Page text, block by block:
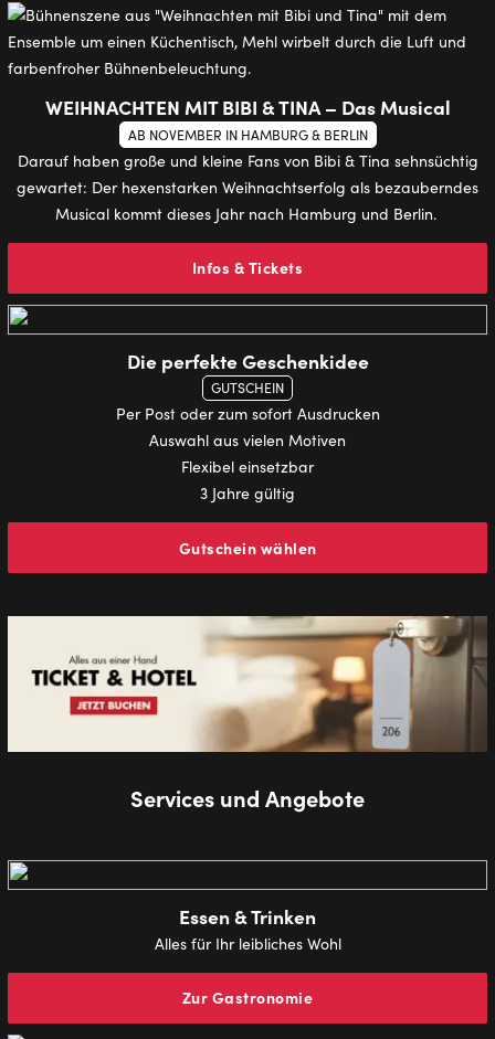
WEIHNACHTEN MIT BIBI & TINA – Das Musical
AB NOVEMBER IN HAMBURG & BERLIN
Darauf haben große und kleine Fans von Bibi & Tina sehnsüchtig
gewartet: Der hexenstarken Weihnachtserfolg als bezauberndes
Musical kommt dieses Jahr nach Hamburg und Berlin.
Infos & Tickets
Die perfekte Geschenkidee
GUTSCHEIN
Per Post oder zum sofort Ausdrucken
Auswahl aus vielen Motiven
Flexibel einsetzbar
3 Jahre gültig
Gutschein wählen
Services und Angebote
Essen & Trinken
Alles für Ihr leibliches Wohl
Zur Gastronomie